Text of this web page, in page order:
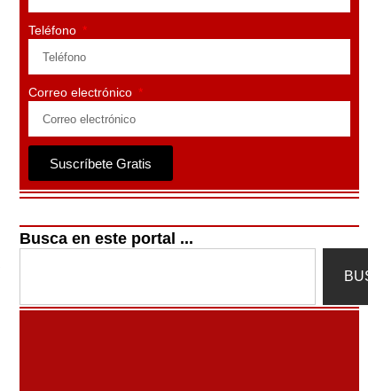
Teléfono
Correo electrónico
Suscríbete Gratis
Busca en este portal ...